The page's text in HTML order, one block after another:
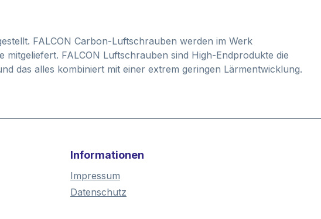
FALCON Carbon-Luftschrauben werden im Werk
FALCON Luftschrauben sind High-Endprodukte die
das alles kombiniert mit einer extrem geringen Lärmentwicklung.
Informationen
Impressum
Datenschutz